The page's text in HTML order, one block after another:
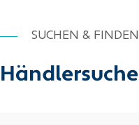
SUCHEN & FINDEN
Händlersuche